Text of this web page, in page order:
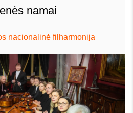
namai
nacionalinė filharmonija